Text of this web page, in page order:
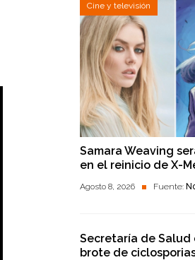
Cine y televisión
Samara Weaving
en el reinicio de X-
Agosto 8, 2026 Fuente:
Secretaría de Salud
brote de